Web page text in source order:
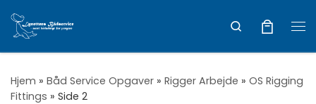
Vis hele indholdet
Search
Hjem » Båd Service Opgaver » Rigger Arbejde » OS Rigging
Fittings » Side 2